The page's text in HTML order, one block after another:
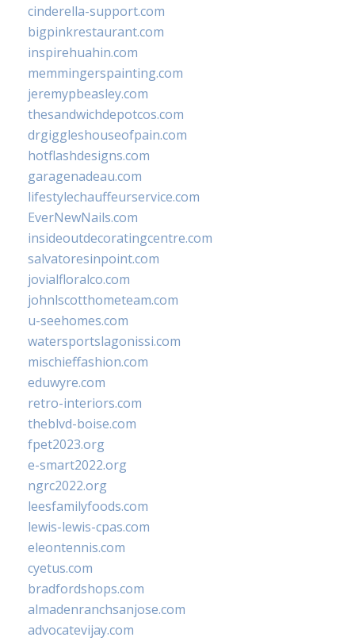
cinderella-support.com
bigpinkrestaurant.com
inspirehuahin.com
memmingerspainting.com
jeremypbeasley.com
thesandwichdepotcos.com
drgiggleshouseofpain.com
hotflashdesigns.com
garagenadeau.com
lifestylechauffeurservice.com
EverNewNails.com
insideoutdecoratingcentre.com
salvatoresinpoint.com
jovialfloralco.com
johnlscotthometeam.com
u-seehomes.com
watersportslagonissi.com
mischieffashion.com
eduwyre.com
retro-interiors.com
theblvd-boise.com
fpet2023.org
e-smart2022.org
ngrc2022.org
leesfamilyfoods.com
lewis-lewis-cpas.com
eleontennis.com
cyetus.com
bradfordshops.com
almadenranchsanjose.com
advocatevijay.com